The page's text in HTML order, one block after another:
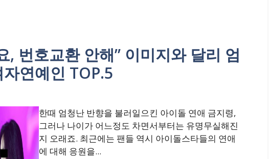
, 번호교환 안해” 이미지와 달리 엄
연예인 TOP.5
한때 엄청난 반향을 불러일으킨 아이돌 연애 금지령,
그러나 나이가 어느정도 차면서부터는 유명무실해진
지 오래죠. 최근에는 팬들 역시 아이돌스타들의 연애
에 대해 응원을...